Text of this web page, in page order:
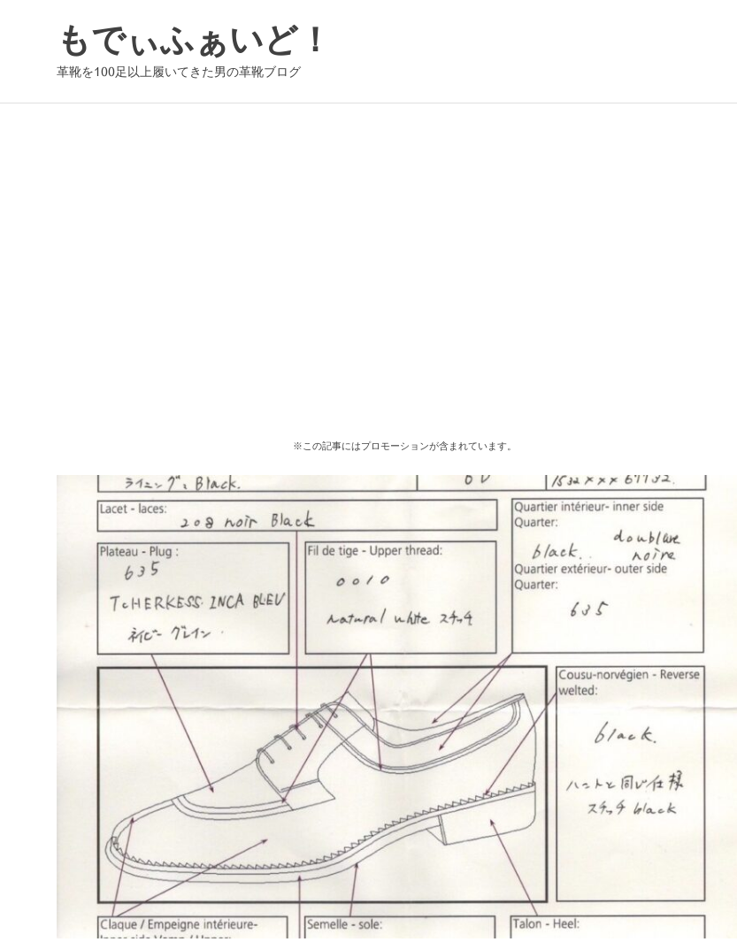
もでぃふぁいど！
革靴を100足以上履いてきた男の革靴ブログ
※この記事にはプロモーションが含まれています。